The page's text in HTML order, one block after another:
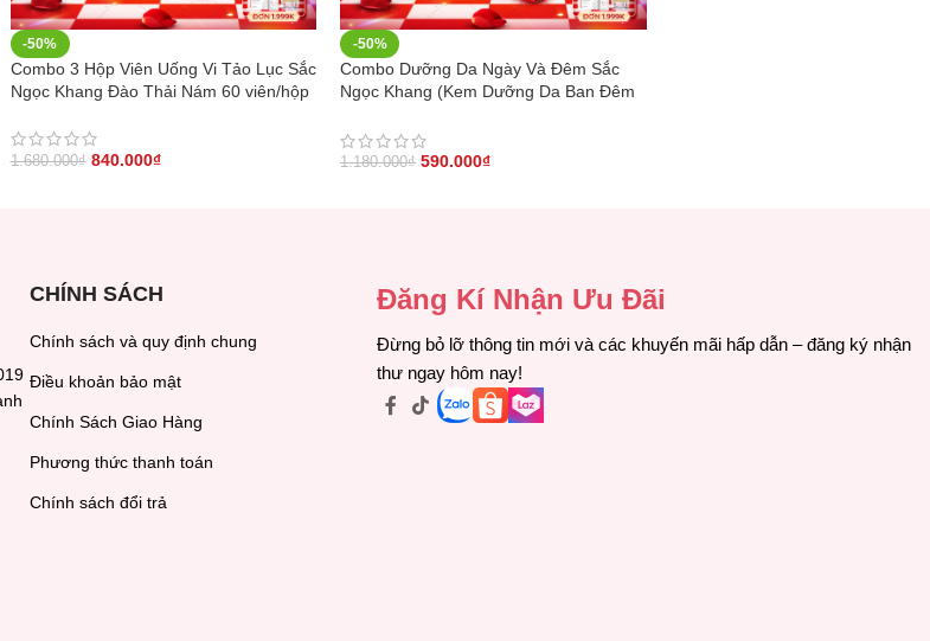
-50%
Combo 3 Hộp Viên Uống Vi Tảo Lục Sắc
Ngọc Khang Đào Thải Nám 60 viên/hộp
1.680.000₫ 840.000₫
-50%
Combo Dưỡng Da Ngày Và Đêm Sắc
Ngọc Khang (Kem Dưỡng Da Ban Đêm
30g)
1.180.000₫ 590.000₫
CHÍNH SÁCH
Chính sách và quy định chung
Điều khoản bảo mật
Chính Sách Giao Hàng
Phương thức thanh toán
Chính sách đổi trả
Đăng Kí Nhận Ưu Đãi
Đừng bỏ lỡ thông tin mới và các khuyến mãi hấp dẫn – đăng ký nhận
thư ngay hôm nay!